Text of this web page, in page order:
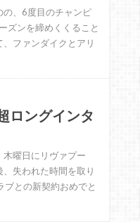
、6度目のチャンピ
ズンを締めくくること
ファンダイクとアリ
ロングインタ
曜日にリヴァプー
失われた時間を取り
ブとの新契約おめでと